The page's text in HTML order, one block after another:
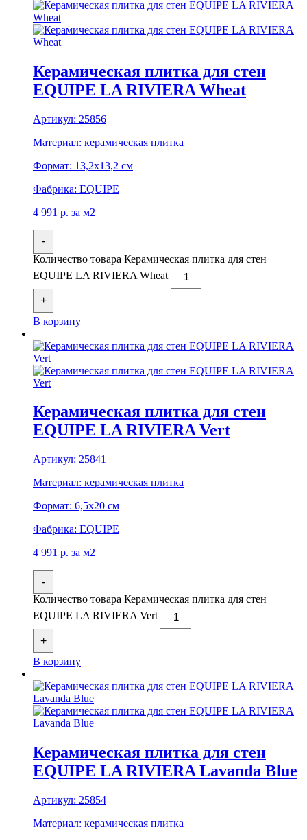
Керамическая плитка для стен
EQUIPE LA RIVIERA Wheat
Артикул: 25856
Материал: керамическая плитка
Формат: 13,2x13,2 см
Фабрика: EQUIPE
4 991 р. за м2
-
Количество товара Керамическая плитка для стен
EQUIPE LA RIVIERA Wheat
+
В корзину
Керамическая плитка для стен
EQUIPE LA RIVIERA Vert
Артикул: 25841
Материал: керамическая плитка
Формат: 6,5x20 см
Фабрика: EQUIPE
4 991 р. за м2
-
Количество товара Керамическая плитка для стен
EQUIPE LA RIVIERA Vert
+
В корзину
Керамическая плитка для стен
EQUIPE LA RIVIERA Lavanda Blue
Артикул: 25854
Материал: керамическая плитка